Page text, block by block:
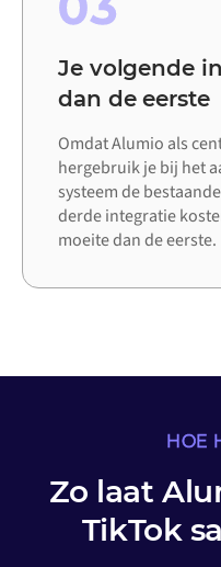
Je volgende
dan de eerste
Omdat Alumio als
hergebruik je bij het
systeem de
derde integratie
moeite dan de eerste.
HOE
Zo laat
TikTok